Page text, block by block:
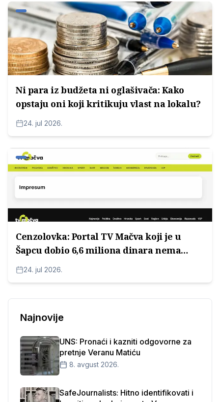
Ni para iz budžeta ni oglašivača: Kako
opstaju oni koji kritikuju vlast na lokalu?
24. jul 2026.
Cenzolovka: Portal TV Mačva koji je u
Šapcu dobio 6,6 miliona dinara nema
Impressum
24. jul 2026.
Najnovije
UNS: Pronaći i kazniti odgovorne za
pretnje Veranu Matiću
8. avgust 2026.
SafeJournalists: Hitno identifikovati i